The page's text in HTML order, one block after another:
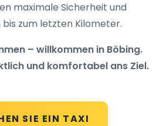
SIE EIN TAXI
maximale Sicherheit und
zum letzten Kilometer.
– willkommen in Böbing.
und komfortabel ans Ziel.